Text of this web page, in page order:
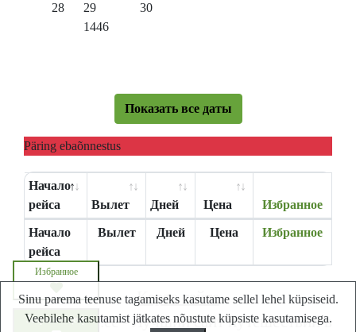
28
29
1446
30
Показать все даты
Päring ebaõnnestus
Начало
рейса
Вылет Дней Цена Избранное
Начало
рейса
Вылет Дней Цена Избранное
Запросите цену
Избранное
Карта сайта
Lastminute.ee - Лучший сайт путешествий в
Sinu parema teenuse tagamiseks kasutame sellel lehel küpsiseid.
Veebilehe kasutamist jätkates nõustute küpsiste kasutamisega.